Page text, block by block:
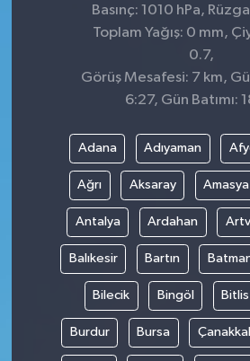
Basınç: 1010 hPa,
Toplam Yağış: 0 mm,
0.7,
Görüş Mesafesi: 7 km,
6:27, Gün Batımı:
Adana Adıyaman
Ağrı Aksaray Amasya
Antalya Ardahan
Balıkesir Bartın
Bilecik Bingöl Bitlis
Burdur Bursa